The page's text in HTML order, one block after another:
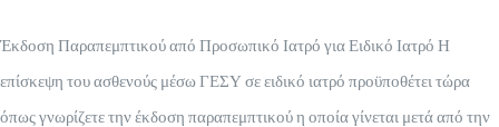
Έκδοση Παραπεμπτικού από Προσωπικό Ιατρό για Ειδικό Ιατρό Η
επίσκεψη του ασθενούς μέσω ΓΕΣΥ σε ειδικό ιατρό προϋποθέτει τώρα
όπως γνωρίζετε την έκδοση παραπεμπτικού η οποία γίνεται μετά από την